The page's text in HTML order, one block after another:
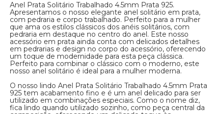
Anel Prata Solitário Trabalhado 4.5mm Prata 925.
Apresentamos o nosso elegante anel solitário em prata,
com pedraria e corpo trabalhado. Perfeito para a mulher
que ama os estilos clássicos dos anéis solitários, com
pedraria em destaque no centro do anel. Este nosso
acessório em prata ainda conta com delicados detalhes
em pedrarias e design no corpo do acessório, oferecendo
um toque de modernidade para esta peça clássica.
Perfeito para combinar o clássico com o moderno, este
nosso anel solitário é ideal para a mulher moderna.
O nosso lindo Anel Prata Solitário Trabalhado 4.5mm Prata
925 tem acabamento fino e é um anel delicado para ser
utilizado em combinações especiais. Como o nome diz,
fica lindo quando utilizado sozinho, como peça central da